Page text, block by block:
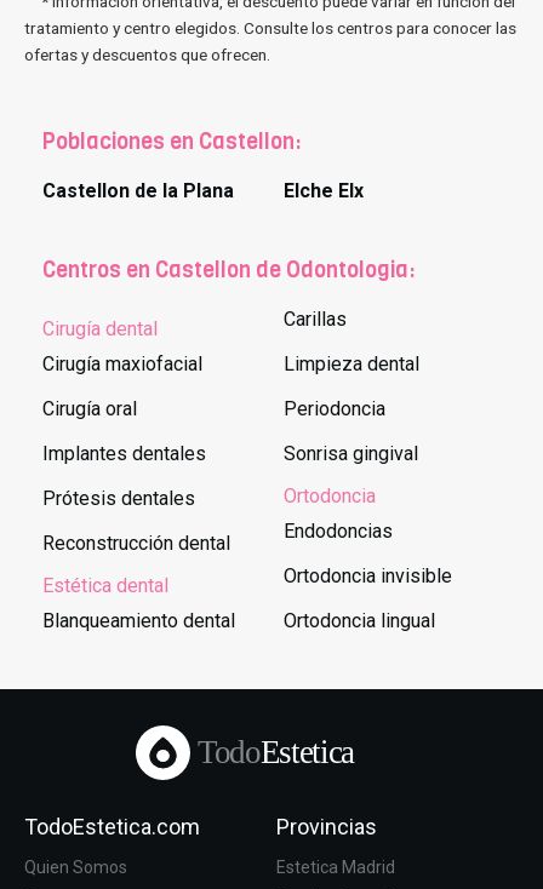
tratamiento y centro elegidos. Consulte los centros para conocer las
ofertas y descuentos que ofrecen.
Poblaciones en Castellon:
Castellon de la Plana Elche Elx
Centros en Castellon de Odontologia:
Cirugía dental
Cirugía maxiofacial
Cirugía oral
Implantes dentales
Prótesis dentales
Reconstrucción dental
Estética dental
Blanqueamiento dental
Carillas
Limpieza dental
Periodoncia
Sonrisa gingival
Ortodoncia
Endodoncias
Ortodoncia invisible
Ortodoncia lingual
TodoEstetica
TodoEstetica.com
Quien Somos
Provincias
Estetica Madrid